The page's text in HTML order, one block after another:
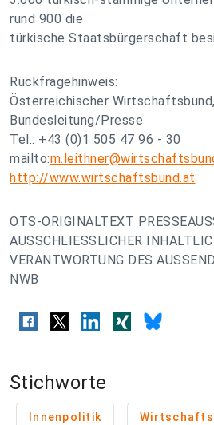
rund 900 die
türkische Staatsbürgerschaft
Rückfragehinweis:
Österreichischer Wirtschaftsbund,
Bundesleitung/Presse
Tel.: +43 (0)1 505 47 96 - 30
mailto:
http://www.wirtschaftsbund.at
OTS-ORIGINALTEXT
AUSSCHLIESSLICHER
VERANTWORTUNG DES
NWB
Stichworte
Innenpolitik